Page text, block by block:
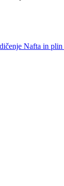
Nafta in plin